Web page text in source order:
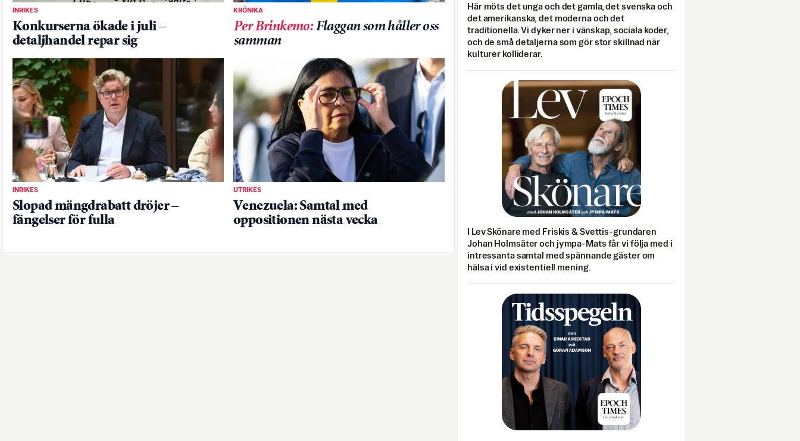
INRIKES
Konkurserna ökade i juli –
detaljhandel repar sig
KRÖNIKA
Per Brinkemo:Flaggan som håller oss
samman
INRIKES
Slopad mängdrabatt dröjer –
fängelser för fulla
UTRIKES
Venezuela: Samtal med
oppositionen nästa vecka
Här möts det unga och det gamla, det svenska och
det amerikanska, det moderna och det
traditionella. Vi dyker ner i vänskap, sociala koder,
och de små detaljerna som gör stor skillnad när
kulturer kolliderar.
I Lev Skönare med Friskis & Svettis-grundaren
Johan Holmsäter och jympa-Mats får vi följa med i
intressanta samtal med spännande gäster om
hälsa i vid existentiell mening.